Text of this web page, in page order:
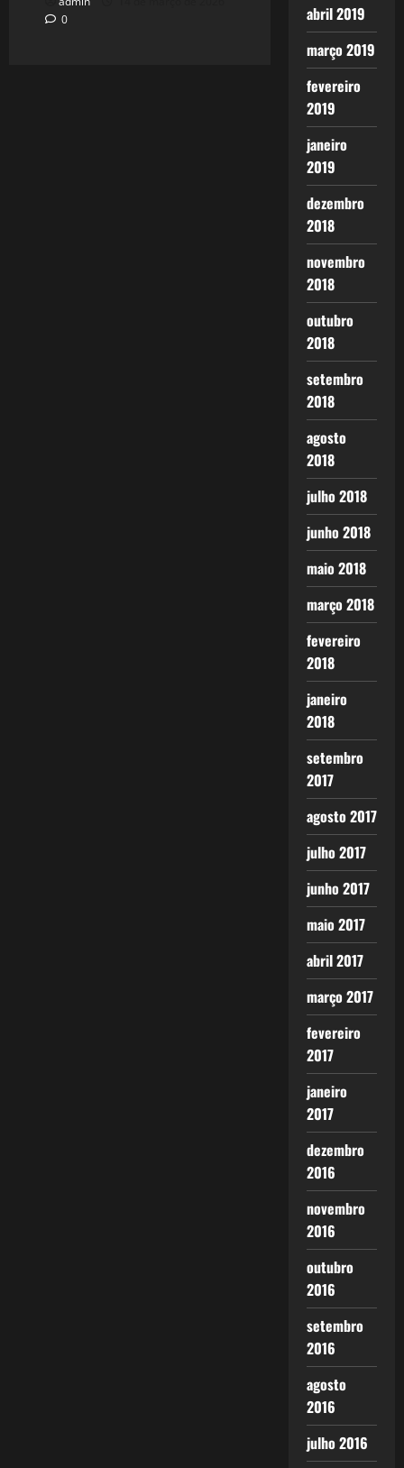
0
abril 2019
março 2019
fevereiro
2019
janeiro
2019
dezembro
2018
novembro
2018
outubro
2018
setembro
2018
agosto
2018
julho 2018
junho 2018
maio 2018
março 2018
fevereiro
2018
janeiro
2018
setembro
2017
agosto 2017
julho 2017
junho 2017
maio 2017
abril 2017
março 2017
fevereiro
2017
janeiro
2017
dezembro
2016
novembro
2016
outubro
2016
setembro
2016
agosto
2016
julho 2016